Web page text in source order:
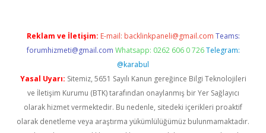
Reklam ve İletişim: E-mail: backlinkpaneli@gmail.com Teams:
forumhizmeti@gmail.com Whatsapp: 0262 606 0 726 Telegram:
@karabul
Yasal Uyarı: Sitemiz, 5651 Sayılı Kanun gereğince Bilgi Teknolojileri
ve İletişim Kurumu (BTK) tarafından onaylanmış bir Yer Sağlayıcı
olarak hizmet vermektedir. Bu nedenle, sitedeki içerikleri proaktif
olarak denetleme veya araştırma yükümlülüğümüz bulunmamaktadır.